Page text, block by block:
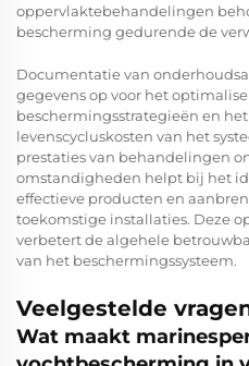
oppervlaktebehandelingen
bescherming gedurende de
Documentatie van
gegevens op voor het
beschermingsstrategieën en
levenscycluskosten van het
prestaties van behandelingen
omstandigheden helpt bij het
effectieve producten en
toekomstige installaties. Deze
verbetert de algehele
van het beschermingssysteem.
Veelgestelde
Wat maakt